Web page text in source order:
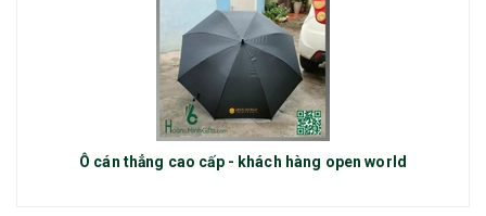
Ô cán thẳng cao cấp - khách hàng open world